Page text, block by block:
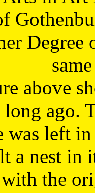
Degree
above
ago.
was left
a nest in
the